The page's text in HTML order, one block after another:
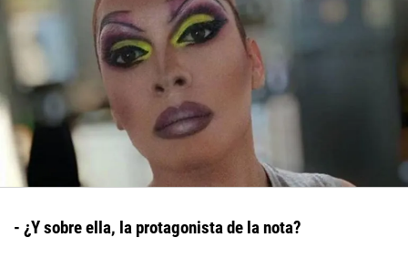
- ¿Y sobre ella, la protagonista de la nota?